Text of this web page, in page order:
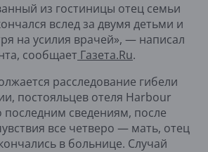
из гостиницы отец семьи
вслед за двумя детьми и
на усилия врачей», — написал
сообщает Газета.Ru.
расследование гибели
постояльцев отеля Harbour
последним сведениям, после
все четверо — мать, отец
в больнице. Случай